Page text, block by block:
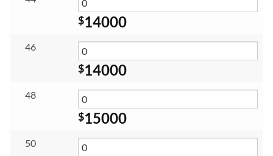
$14000
46
$14000
48
$15000
50